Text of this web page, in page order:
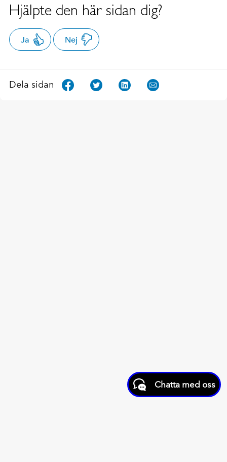
Hjälpte den här sidan dig?
Ja Nej
Dela sidan
Chatta med oss